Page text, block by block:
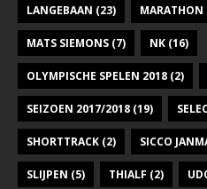
LANGEBAAN (23) MARATHON
MATS SIEMONS (7) NK (16)
OLYMPISCHE SPELEN 2018 (2)
SEIZOEN 2017/2018 (19)
SHORTTRACK (2) SICCO
SLIJPEN (5) THIALF (2)